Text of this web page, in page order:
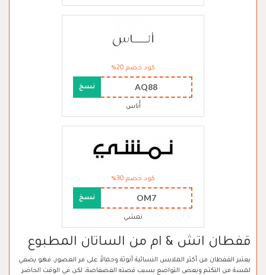
كود خصم 20%
AQ88 نسخ
أُناس
كود خصم 30%
OM7 نسخ
نمشي
قفطان اتش & ام من الساتان المطبوع
يعتبر القفطان من أكثر الملابس النسائية أنوثة وجمالاً على مر العصور، فهو يضفي
لمسة من التكتم وبعض التواضع بسبب قصته الفضفاضة، لكن في الوقت الحاضر